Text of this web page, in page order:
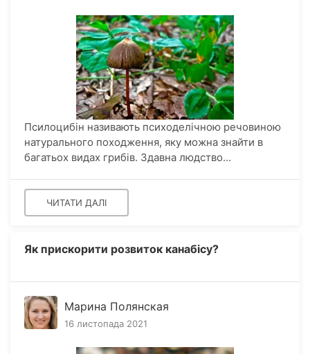
Псилоцибін називають психоделічною речовиною
натурального походження, яку можна знайти в
багатьох видах грибів. Здавна людство...
ЧИТАТИ ДАЛІ
Як прискорити розвиток канабісу?
Марина Полянская
16 листопада 2021